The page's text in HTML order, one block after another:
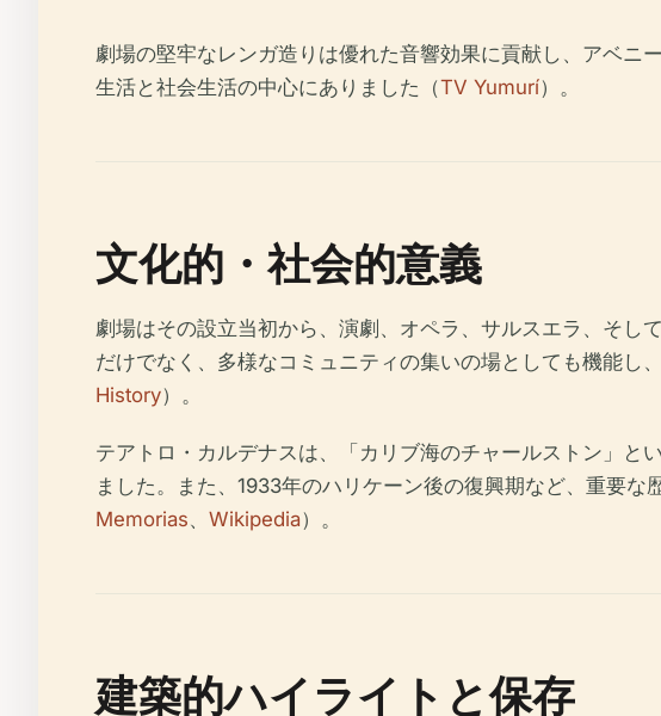
劇場の堅牢なレンガ造りは優れた音響効果に貢献し、アベニ
生活と社会生活の中心にありました（TV Yumurí）。
文化的・社会的意義
劇場はその設立当初から、演劇、オペラ、サルスエラ、そし
だけでなく、多様なコミュニティの集いの場としても機能し
History）。
テアトロ・カルデナスは、「カリブ海のチャールストン」と
ました。また、1933年のハリケーン後の復興期など、重要
Memorias、 Wikipedia）。
建築的ハイライトと保存